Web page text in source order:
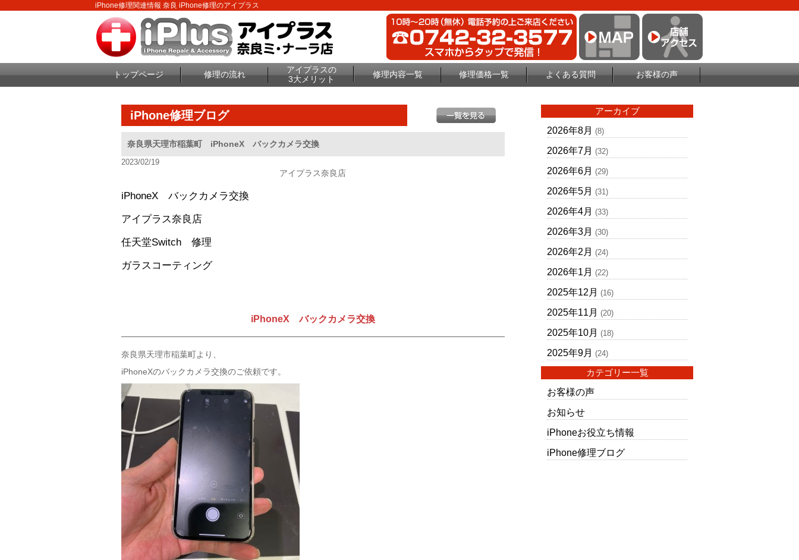
iPhone修理関連情報 奈良 iPhone修理のアイプラス
トップページ 修理の流れ
アイプラスの
3大メリット
修理内容一覧 修理価格一覧 よくある質問 お客様の声
iPhone修理ブログ
奈良県天理市稲葉町 iPhoneX バックカメラ交換
2023/02/19
アイプラス奈良店
iPhoneX バックカメラ交換
アイプラス奈良店
任天堂Switch 修理
ガラスコーティング
iPhoneX バックカメラ交換
奈良県天理市稲葉町より、
iPhoneXのバックカメラ交換のご依頼です。
アーカイブ
2026年8月 (8)
2026年7月 (32)
2026年6月 (29)
2026年5月 (31)
2026年4月 (33)
2026年3月 (30)
2026年2月 (24)
2026年1月 (22)
2025年12月 (16)
2025年11月 (20)
2025年10月 (18)
2025年9月 (24)
カテゴリー一覧
お客様の声
お知らせ
iPhoneお役立ち情報
iPhone修理ブログ